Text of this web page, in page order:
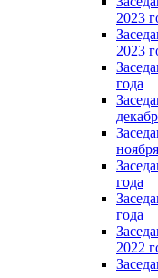
2023
2023
года
года
года
2022